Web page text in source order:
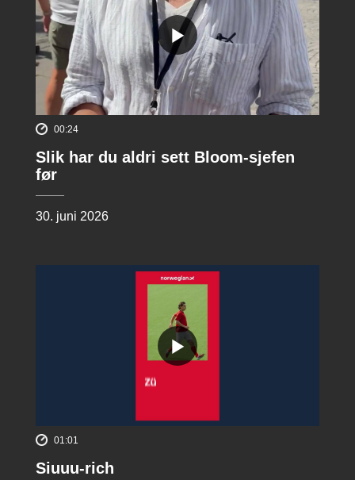
00:24
Slik har du aldri sett Bloom-sjefen
før
30. juni 2026
01:01
Siuuu-rich